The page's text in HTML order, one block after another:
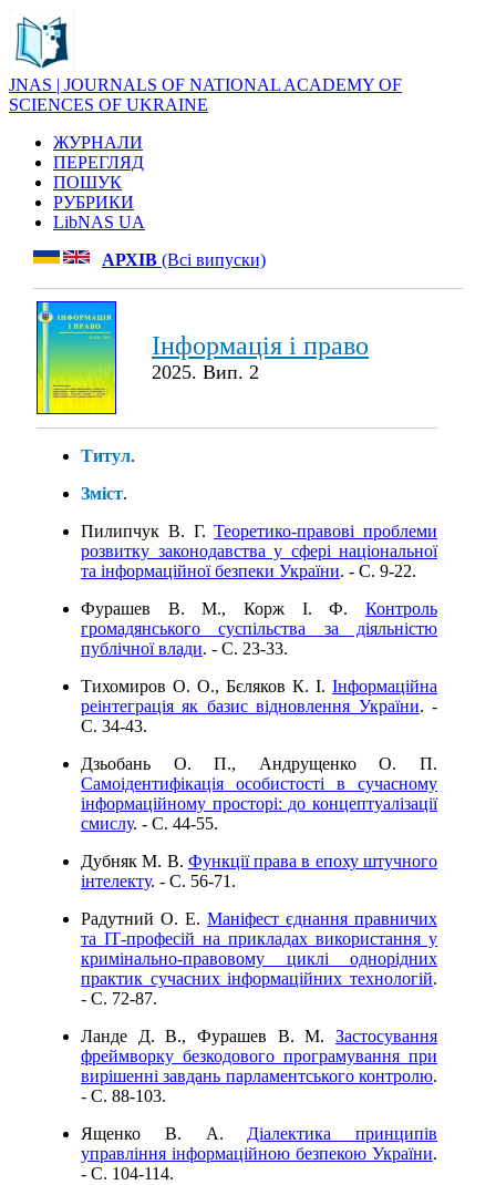
JNAS | JOURNALS OF NATIONAL ACADEMY OF
SCIENCES OF UKRAINE
ЖУРНАЛИ
ПЕРЕГЛЯД
ПОШУК
РУБРИКИ
LibNAS UA
АРХІВ (Всі випуски)
Інформація і право
2025. Вип. 2
Титул.
Зміст.
Пилипчук В. Г.Теоретико-правові проблеми
розвитку законодавства у сфері національної
та інформаційної безпеки України. - C. 9-22.
Фурашев В. М., Корж І. Ф. Контроль
громадянського суспільства за діяльністю
публічної влади. - C. 23-33.
Тихомиров О. О., Бєляков К. І. Інформаційна
реінтеграція як базис відновлення України. -
C. 34-43.
Дзьобань О. П., Андрущенко О. П.
Самоідентифікація особистості в сучасному
інформаційному просторі: до концептуалізації
смислу. - C. 44-55.
Дубняк М. В. Функції права в епоху штучного
інтелекту. - C. 56-71.
Радутний О. Е. Маніфест єднання правничих
та ІТ-професій на прикладах використання у
кримінально-правовому циклі однорідних
практик сучасних інформаційних технологій.
- C. 72-87.
Ланде Д. В., Фурашев В. М. Застосування
фреймворку безкодового програмування при
вирішенні завдань парламентського контролю.
- C. 88-103.
Ященко В. А. Діалектика принципів
управління інформаційною безпекою України.
- C. 104-114.